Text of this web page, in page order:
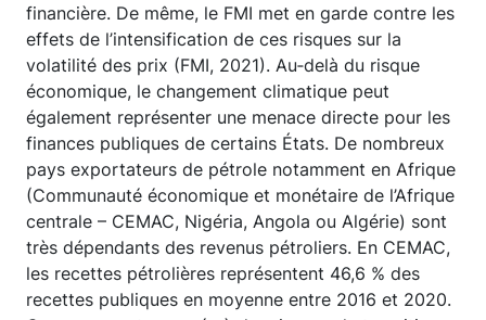
financière. De même, le FMI met en garde contre les
effets de l’intensification de ces risques sur la
volatilité des prix (FMI, 2021). Au‑delà du risque
économique, le changement climatique peut
également représenter une menace directe pour les
finances publiques de certains États. De nombreux
pays exportateurs de pétrole notamment en Afrique
(Communauté économique et monétaire de l’Afrique
centrale – CEMAC, Nigéria, Angola ou Algérie) sont
très dépendants des revenus pétroliers. En CEMAC,
les recettes pétrolières représentent 46,6 % des
recettes publiques en moyenne entre 2016 et 2020.